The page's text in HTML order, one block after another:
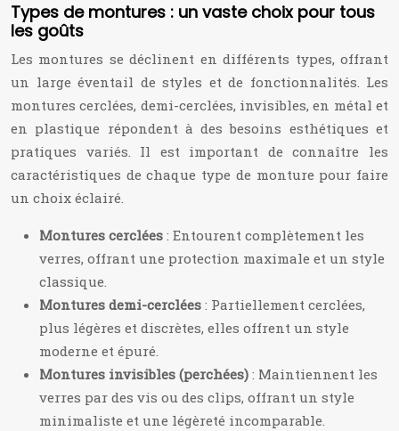
Types de montures : un vaste choix pour tous
les goûts
Les montures se déclinent en différents types, offrant
un large éventail de styles et de fonctionnalités. Les
montures cerclées, demi-cerclées, invisibles, en métal et
en plastique répondent à des besoins esthétiques et
pratiques variés. Il est important de connaître les
caractéristiques de chaque type de monture pour faire
un choix éclairé.
Montures cerclées : Entourent complètement les
verres, offrant une protection maximale et un style
classique.
Montures demi-cerclées : Partiellement cerclées,
plus légères et discrètes, elles offrent un style
moderne et épuré.
Montures invisibles (perchées) : Maintiennent les
verres par des vis ou des clips, offrant un style
minimaliste et une légèreté incomparable.